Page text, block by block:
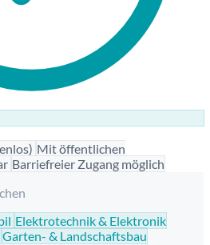
Mit öffentlichen
Barriefreier Zugang möglich
Elektrotechnik & Elektronik
Garten- & Landschaftsbau